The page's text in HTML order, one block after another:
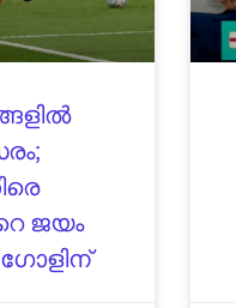
ജയം
ഗോളിന്